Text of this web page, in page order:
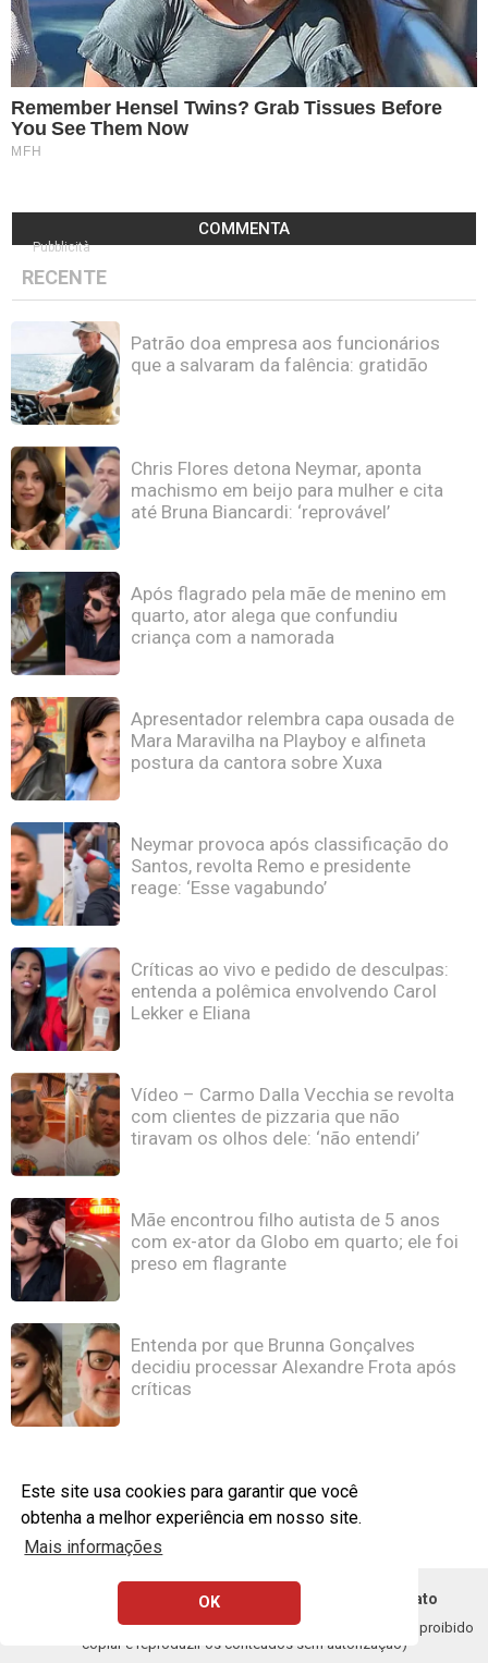
Este site usa cookies para garantir que você
obtenha a melhor experiência em nosso site.
Mais informações
OK
COMMENTA
Pubblicità
RECENTE
Patrão doa empresa aos funcionários
que a salvaram da falência: gratidão
Chris Flores detona Neymar, aponta
machismo em beijo para mulher e cita
até Bruna Biancardi: ‘reprovável’
Após flagrado pela mãe de menino em
quarto, ator alega que confundiu
criança com a namorada
Apresentador relembra capa ousada de
Mara Maravilha na Playboy e alfineta
postura da cantora sobre Xuxa
Neymar provoca após classificação do
Santos, revolta Remo e presidente
reage: ‘Esse vagabundo’
Críticas ao vivo e pedido de desculpas:
entenda a polêmica envolvendo Carol
Lekker e Eliana
Vídeo – Carmo Dalla Vecchia se revolta
com clientes de pizzaria que não
tiravam os olhos dele: ‘não entendi’
Mãe encontrou filho autista de 5 anos
com ex-ator da Globo em quarto; ele foi
preso em flagrante
Entenda por que Brunna Gonçalves
decidiu processar Alexandre Frota após
críticas
Política de Privacidade Remoção DMCA - Contato
Copyright © 2020 - 2026 1FEED. Todos os direitos resercados (É proibido
copiar e reproduzir os conteúdos sem autorização)